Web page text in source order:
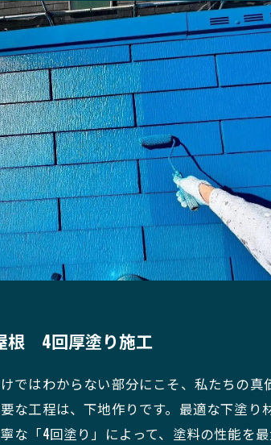
根 4回厚塗り施工
ではわからない部分にこそ、私たちの真
な工程は、下地作りです。最適な下塗り
な「4回塗り」によって、塗料の性能を